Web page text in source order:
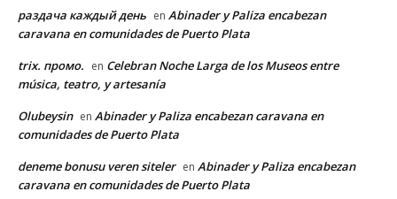
раздача каждый день en Abinader y Paliza encabezan
caravana en comunidades de Puerto Plata
trix. промо. en Celebran Noche Larga de los Museos entre
música, teatro, y artesanía
Olubeysin en Abinader y Paliza encabezan caravana en
comunidades de Puerto Plata
deneme bonusu veren siteler en Abinader y Paliza encabezan
caravana en comunidades de Puerto Plata